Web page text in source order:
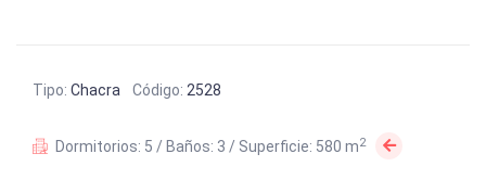
Tipo: Chacra Código: 2528
Dormitorios: 5 / Baños: 3 / Superficie: 580 m2